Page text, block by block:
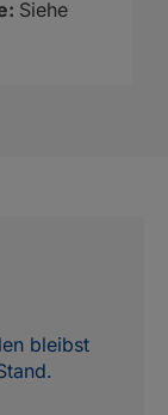
Siehe
bleibst